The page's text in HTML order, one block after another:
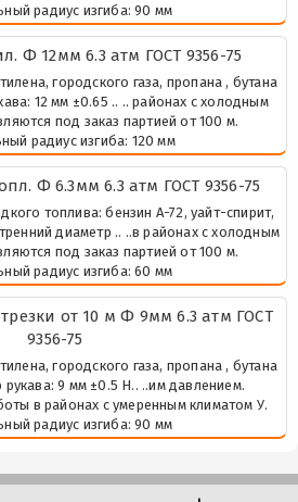
радиус изгиба: 90 мм
Ф 12мм 6.3 атм ГОСТ 9356-75
городского газа, пропана , бутана
12 мм ±0.65 .. .. районах с холодным
под заказ партией от 100 м.
радиус изгиба: 120 мм
Ф 6.3мм 6.3 атм ГОСТ 9356-75
топлива: бензин А-72, уайт-спирит,
диаметр .. ..в районах с холодным
под заказ партией от 100 м.
радиус изгиба: 60 мм
от 10 м Ф 9мм 6.3 атм ГОСТ
9356-75
городского газа, пропана , бутана
рукава: 9 мм ±0.5 Н.. ..им давлением.
в районах с умеренным климатом У.
радиус изгиба: 90 мм